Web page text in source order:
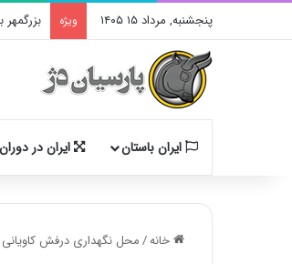
پنجشنبه, مرداد ۱۵ ۱۴۰۵ ویژه
ایران باستان ایران در
خانه/محل نگهداری درفش کاویانی